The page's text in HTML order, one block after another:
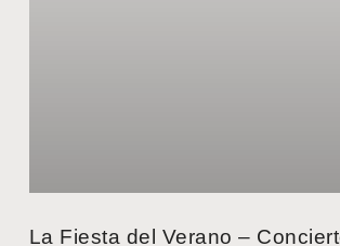
La Fiesta del Verano –